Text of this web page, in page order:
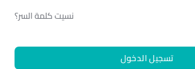
نسيت كلمة السر؟
تسجيل الدخول